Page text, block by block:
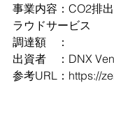
事業内容：CO2排
ラウドサービス
調達額　：
出資者　：DNX
参考URL： https://